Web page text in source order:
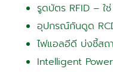
รูดบัตร RFID – ใช่
อุปกรณ์กันดูด
ไฟแอลอีดี บ่งชี้สถ
Intelligent